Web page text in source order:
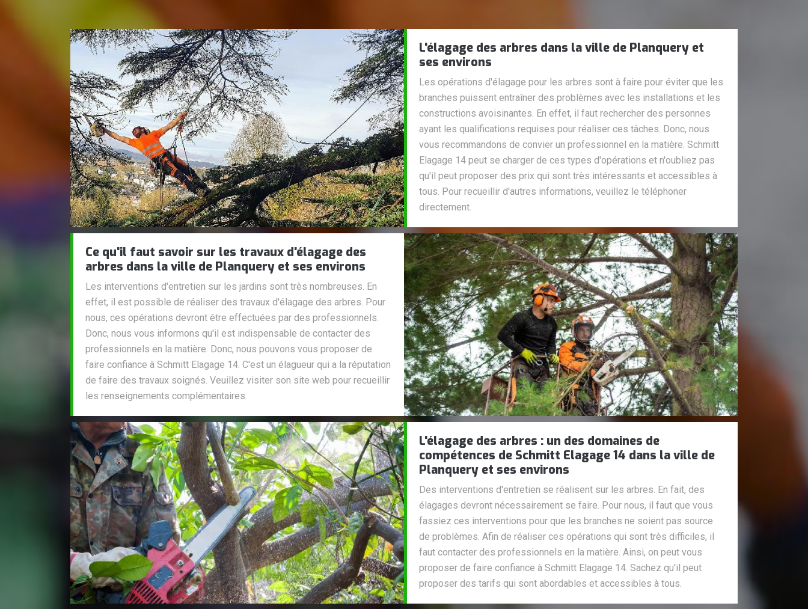
L'élagage des arbres dans la ville de Planquery et
ses environs
Les opérations d'élagage pour les arbres sont à faire pour éviter que les
branches puissent entraîner des problèmes avec les installations et les
constructions avoisinantes. En effet, il faut rechercher des personnes
ayant les qualifications requises pour réaliser ces tâches. Donc, nous
vous recommandons de convier un professionnel en la matière. Schmitt
Elagage 14 peut se charger de ces types d'opérations et n'oubliez pas
qu'il peut proposer des prix qui sont très intéressants et accessibles à
tous. Pour recueillir d'autres informations, veuillez le téléphoner
directement.
Ce qu'il faut savoir sur les travaux d'élagage des
arbres dans la ville de Planquery et ses environs
Les interventions d'entretien sur les jardins sont très nombreuses. En
effet, il est possible de réaliser des travaux d'élagage des arbres. Pour
nous, ces opérations devront être effectuées par des professionnels.
Donc, nous vous informons qu'il est indispensable de contacter des
professionnels en la matière. Donc, nous pouvons vous proposer de
faire confiance à Schmitt Elagage 14. C'est un élagueur qui a la réputation
de faire des travaux soignés. Veuillez visiter son site web pour recueillir
les renseignements complémentaires.
L'élagage des arbres : un des domaines de
compétences de Schmitt Elagage 14 dans la ville de
Planquery et ses environs
Des interventions d'entretien se réalisent sur les arbres. En fait, des
élagages devront nécessairement se faire. Pour nous, il faut que vous
fassiez ces interventions pour que les branches ne soient pas source
de problèmes. Afin de réaliser ces opérations qui sont très difficiles, il
faut contacter des professionnels en la matière. Ainsi, on peut vous
proposer de faire confiance à Schmitt Elagage 14. Sachez qu'il peut
proposer des tarifs qui sont abordables et accessibles à tous.